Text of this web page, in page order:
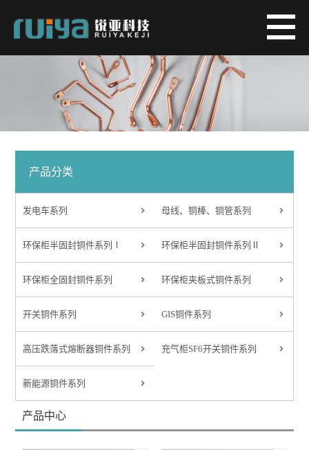
产品分类
发电车系列 母线、铜棒、铜管系列
环保柜半固封铜件系列Ⅰ 环保柜半固封铜件系列Ⅱ
环保柜全固封铜件系列 环保柜夹板式铜件系列
开关铜件系列 GIS铜件系列
高压跌落式熔断器铜件系列 充气柜SF6开关铜件系列
新能源铜件系列
产品中心